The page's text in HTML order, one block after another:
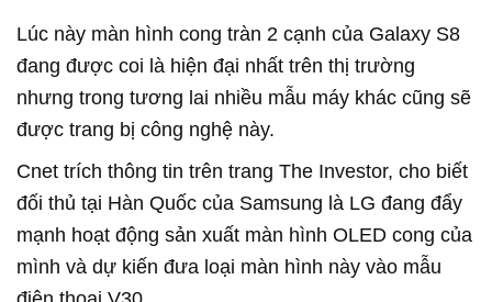
Lúc này màn hình cong tràn 2 cạnh của Galaxy S8
đang được coi là hiện đại nhất trên thị trường
nhưng trong tương lai nhiều mẫu máy khác cũng sẽ
được trang bị công nghệ này.
Cnet trích thông tin trên trang The Investor, cho biết
đối thủ tại Hàn Quốc của Samsung là LG đang đẩy
mạnh hoạt động sản xuất màn hình OLED cong của
mình và dự kiến đưa loại màn hình này vào mẫu